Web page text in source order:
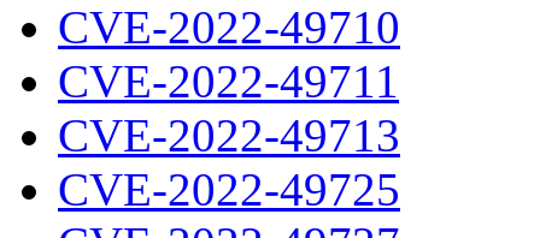
CVE-2022-49710
CVE-2022-49711
CVE-2022-49713
CVE-2022-49725